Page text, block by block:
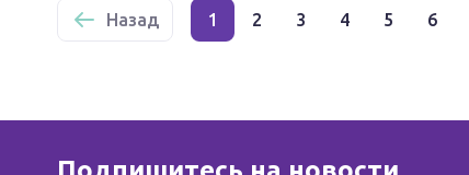
Назад 1 2 3 4 5 6